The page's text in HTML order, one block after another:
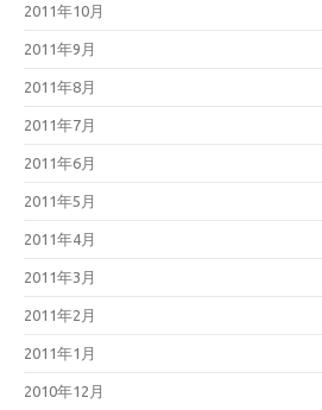
2011年10月
2011年9月
2011年8月
2011年7月
2011年6月
2011年5月
2011年4月
2011年3月
2011年2月
2011年1月
2010年12月